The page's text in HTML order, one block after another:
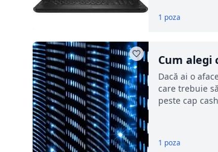
1 poza
Cum alegi
Dacă ai o
care trebuie
peste cap
1 poza